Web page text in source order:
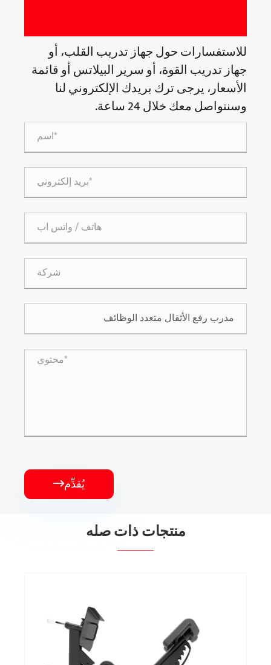
للاستفسارات حول جهاز تدريب القلب، أو
جهاز تدريب القوة، أو سرير البيلاتس أو قائمة
الأسعار، يرجى ترك بريدك الإلكتروني لنا
وسنتواصل معك خلال 24 ساعة.
يُقدِّم
منتجات ذات صله